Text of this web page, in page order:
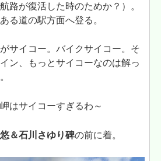
路が復活した時のためか？）。
る道の駅方面へ登る。
サイコー。バイクサイコー。そ
ン、もっとサイコーなのは解っ
はサイコーすぎるわ～
＆石川さゆり碑の前に着。